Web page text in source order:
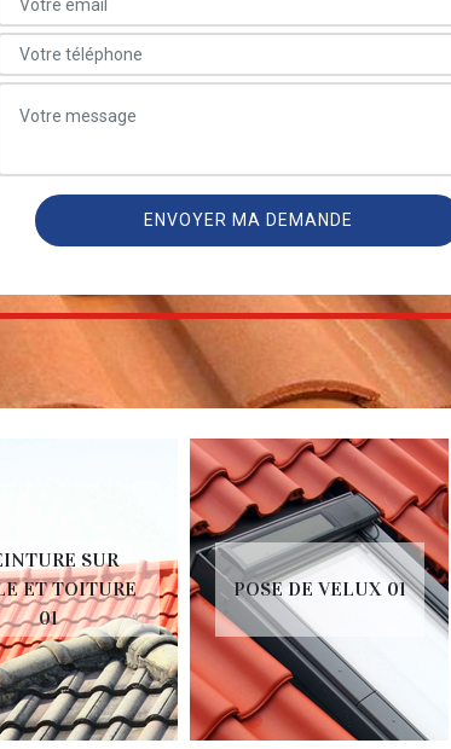
SUR
ET TOITURE
01
POSE DE VELUX 01